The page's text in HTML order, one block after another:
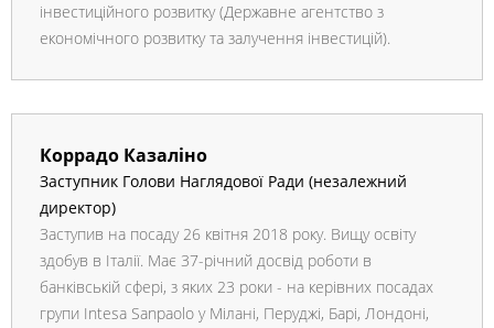
інвестиційного розвитку (Державне агентство з
економічного розвитку та залучення інвестицій).
Коррадо Казаліно
Заступник Голови Наглядової Ради (незалежний
директор)
Заступив на посаду 26 квітня 2018 року. Вищу освіту
здобув в Італії. Має 37-річний досвід роботи в
банківській сфері, з яких 23 роки - на керівних посадах
групи Intesa Sanpaolo у Мілані, Перуджі, Барі, Лондоні,